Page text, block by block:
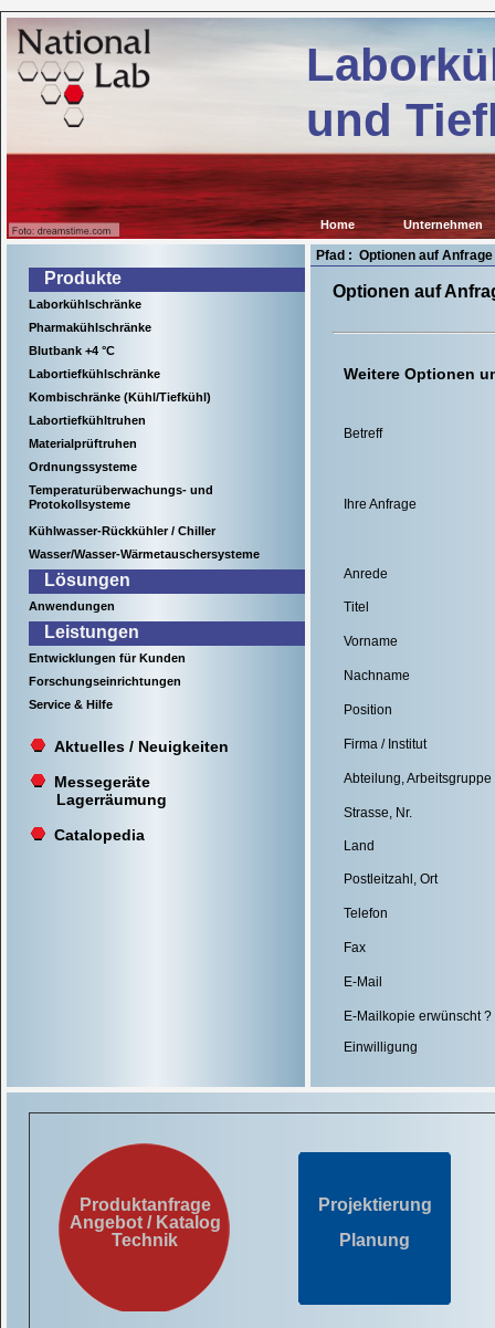
und
Home Unternehmen
Produkte
Laborkühlschränke
Pharmakühlschränke
Blutbank +4 °C
Labortiefkühlschränke
Kombischränke (Kühl/Tiefkühl)
Labortiefkühltruhen
Materialprüftruhen
Ordnungssysteme
Temperaturüberwachungs- und
Protokollsysteme
Kühlwasser-Rückkühler / Chiller
Wasser/Wasser-Wärmetauschersysteme
Lösungen
Anwendungen
Leistungen
Entwicklungen für Kunden
Forschungseinrichtungen
Service & Hilfe
Aktuelles / Neuigkeiten
Messegeräte
Lagerräumung
Catalopedia
Pfad : Optionen auf Anfrage
Optionen auf
Weitere Optionen
Betreff
Ihre Anfrage
Anrede
Titel
Vorname
Nachname
Position
Firma / Institut
Abteilung, Arbeitsgruppe
Strasse, Nr.
Land
Postleitzahl, Ort
Telefon
Fax
E-Mail
E-Mailkopie erwünscht ?
Einwilligung
Kühl-
und
Tiefkühlgeräte
für
wissenschaftliche
Einrichtungen,
Krankenhäuser
für
viele
Anwendungen
in
der
Produktanfrage
Angebot / Katalog
Technik
Projektierung
Planung